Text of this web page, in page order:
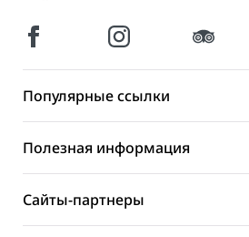
Популярные ссылки
Полезная информация
Сайты-партнеры